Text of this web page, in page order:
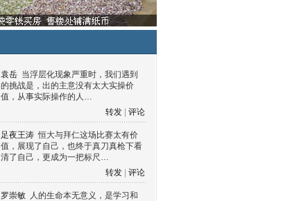
袁岳 当浮层化现象严重时，我们遇到
的挑战是，出的主意没有太大实操价
值，从事实际操作的人…
转发
评论
足夜王涛 恒大与拜仁这场比赛太有价
值，展现了自己，也终于真刀真枪下看
清了自己，更成为一把标尺…
转发
评论
罗崇敏 人的生命本无意义，是学习和